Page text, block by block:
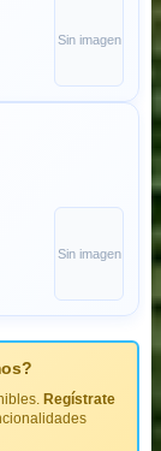
Sin imagen
Sin imagen
Regístrate